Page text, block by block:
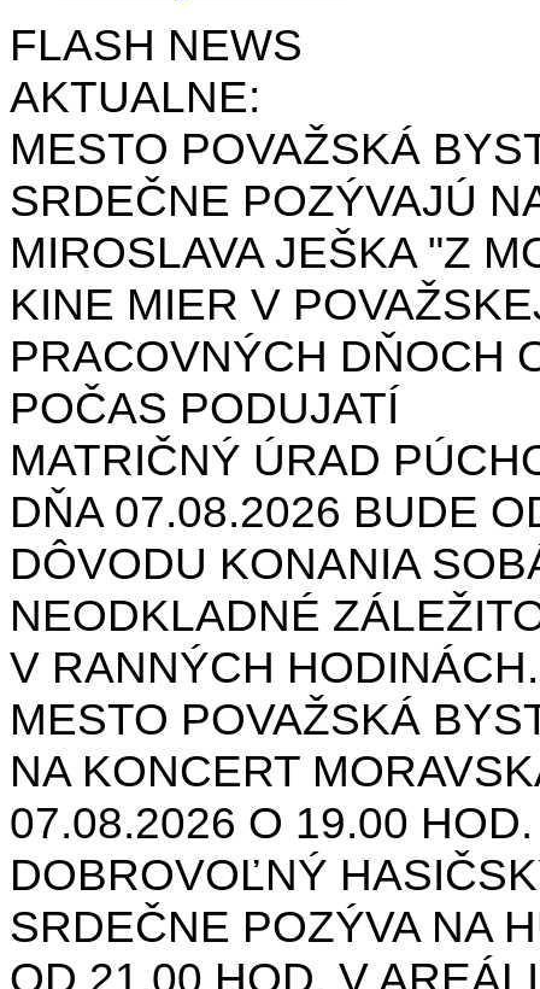
FLASH NEWS
AKTUALNE:
MESTO POVAŽSKÁ
SRDEČNE POZÝVAJÚ
MIROSLAVA JEŠKA "Z
KINE MIER V
PRACOVNÝCH DŇOCH
POČAS PODUJATÍ
MATRIČNÝ ÚRAD
DŇA 07.08.2026 BUDE
DÔVODU KONANIA
NEODKLADNÉ
V RANNÝCH
MESTO POVAŽSKÁ
NA KONCERT
07.08.2026 O 19.00
DOBROVOĽNÝ
SRDEČNE POZÝVA NA
OD 21.00 HOD. V